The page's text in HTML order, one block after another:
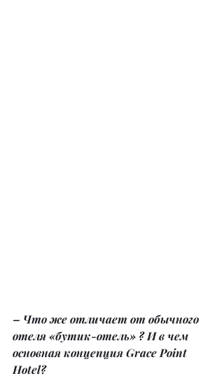
– Что же отличает от обычного
отеля «бутик-отель» ? И в чем
основная концепция Grace Point
Hotel?